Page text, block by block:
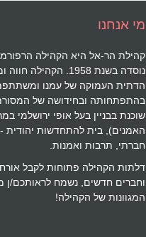
מי אנחנו
קהילת הר-אל היא הקהילה
נוסדה בשנת 1958.
הדתית העמוקה של עמנו
בהתפתחותה ובחידושה של
שוכנת בבניין בעל אופי ירושלמי
האמנים), בית להתחדשות יהודית
חברתי, תרבות ואמנות.
דלתות הקהילה פתוחות לקבל
וחברים חדשים, נשמח לראותכם/ן
המגוונות של הקהילה!